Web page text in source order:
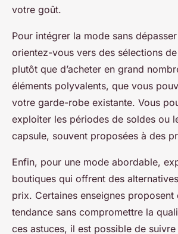
votre goût.
Pour intégrer la mode sans
orientez-vous vers des sélections
plutôt que d’acheter en grand
éléments polyvalents, que vous
votre garde-robe existante. Vous
exploiter les périodes de soldes ou
capsule, souvent proposées à des
Enfin, pour une mode abordable,
boutiques qui offrent des
prix. Certaines enseignes proposent
tendance sans compromettre la
ces astuces, il est possible de